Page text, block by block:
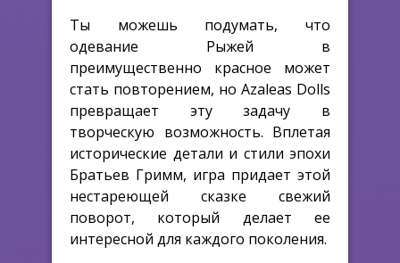
Ты можешь подумать, что
одевание Рыжей в
преимущественно красное может
стать повторением, но Azaleas Dolls
превращает эту задачу в
творческую возможность. Вплетая
исторические детали и стили эпохи
Братьев Гримм, игра придает этой
нестареющей сказке свежий
поворот, который делает ее
интересной для каждого поколения.